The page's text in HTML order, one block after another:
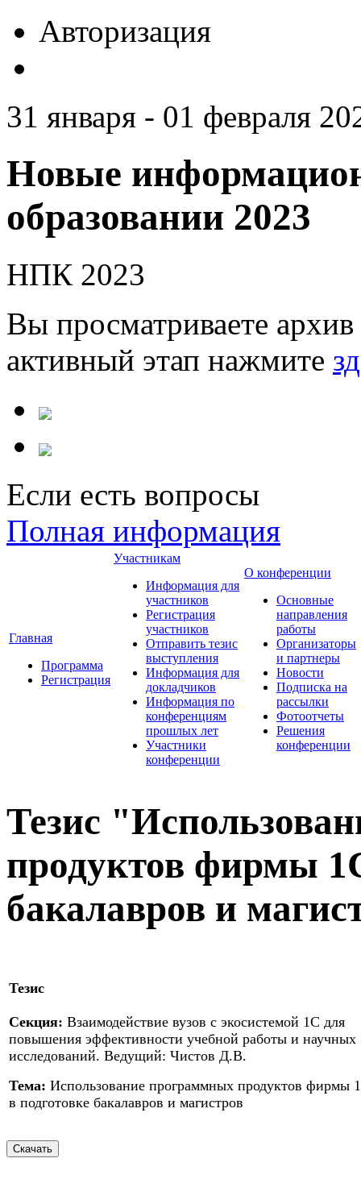
Авторизация
31 января - 01 февраля
Новые
образовании 2023
НПК 2023
Вы просматриваете
активный этап нажмите
Если есть вопросы
Полная информация
Главная
Программа
Регистрация
Участникам
Информация для
участников
Регистрация
участников
Отправить тезис
выступления
Информация для
докладчиков
Информация по
конференциям
прошлых лет
Участники
конференции
О конференции
Основные
направления
работы
Организаторы
и партнеры
Новости
Подписка на
рассылки
Фотоотчеты
Решения
конференции
Тезис
продуктов фирмы
бакалавров и
Тезис
Секция: Взаимодействие вузов с экосистемой 1С для
повышения эффективности учебной работы и научных
исследований. Ведущий: Чистов Д.В.
Тема: Использование программных продуктов фирмы
в подготовке бакалавров и магистров